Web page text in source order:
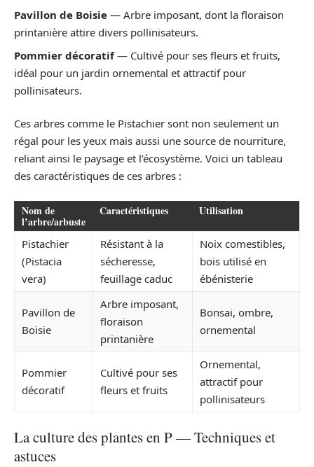
Pavillon de Boisie — Arbre imposant, dont la floraison
printanière attire divers pollinisateurs.
Pommier décoratif— Cultivé pour ses fleurs et fruits,
idéal pour un jardin ornemental et attractif pour
pollinisateurs.
Ces arbres comme le Pistachier sont non seulement un
régal pour les yeux mais aussi une source de nourriture,
reliant ainsi le paysage et l’écosystème. Voici un tableau
des caractéristiques de ces arbres :
Nom de
l’arbre/arbuste
Caractéristiques Utilisation
Pistachier
(Pistacia
vera)
Résistant à la
sécheresse,
feuillage caduc
Noix comestibles,
bois utilisé en
ébénisterie
Pavillon de
Boisie
Arbre imposant,
floraison
printanière
Bonsai, ombre,
ornemental
Pommier
décoratif
Cultivé pour ses
fleurs et fruits
Ornemental,
attractif pour
pollinisateurs
La culture des plantes en P — Techniques et
astuces